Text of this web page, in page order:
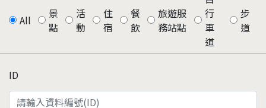
All
景
點
活
動
住
宿
餐
飲
旅遊服
務站點
行
車
道
步
道
ID